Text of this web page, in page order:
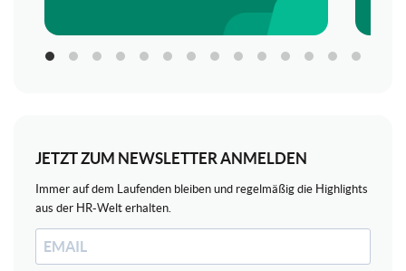
JETZT ZUM NEWSLETTER ANMELDEN
Immer auf dem Laufenden bleiben und regelmäßig die Highlights
aus der HR-Welt erhalten.